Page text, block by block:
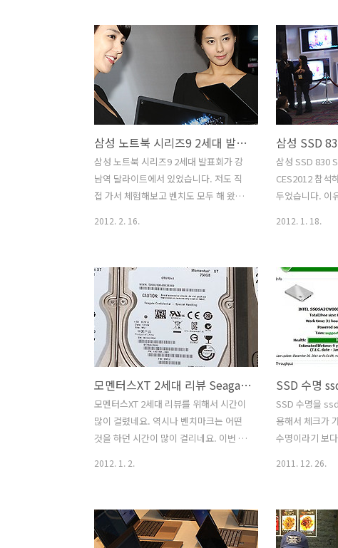
크를 활용 하세요. 실제 지인분이 인텔
SSD X25-M을 사용하는데 문제가 생겼습
니다. 가끔 자주 시스템이 다운되고 블루
스크린이 떴기 때문인데요. 그전에 시스
템에 문제가 있어서 SSD에 영향을 준것
일 수 도 있고, 아니면 SSD 용량을 너무
가득 채워서 사용하여 그랬을 수 도 있습
니다. 전자의 가능성이 더 크긴 하지만요.
어쨋든 인텔 SSD의 오류를 찾는 방법은
일반적으로 알려진 HD tune 의 오류검사
등으로는 정확히 진단이 안됩니다. 실제
컨트롤러를 사
트롤러를 사용
520 Series 는
용하였습니다.
나오지만 실제
가 많긴 했지만
후 인텔이 만들
과 컨트롤러의
라는 것 등 이야
실제로 사용하
지고 있고 편하
삼성 노트북 시리즈9 2세대 발표회
삼성 노트북 시리즈9 2세대 발표회가 강
남역 달라이트에서 있었습니다. 저도 직
접 가서 체험해보고 벤치도 모두 해 왔습
데요. 이전 모델보다 훨씬 얇아진 디자인
에 알루미늄으로 바뀌어서 좀 더 세련되
어졌고 성능도 더 업그레이드가 되었습니
다. 프리미엄이라는 이름을 붙여도 될 정
도의 디자인과 성능으로 나온것이 주목할
점이네요. 그런데 가격도 출고가가 쌔게
나왔습니다. 삼성 노트북 뉴시리즈9 벤치
마크 바로가기 삼성 노트북 뉴시리즈9 2
세대 후기 13.3인치 15인치 NT900X3B-
A74 비교 리뷰 삼성 노트북 뉴시리즈9
13.3 인치와 15인치 모델 입니다. 벤치를
2012. 2. 16.
삼성 SSD 830
CES2012 참석
두었습니다. 이
256GB가 딱이
잘 고장이 안나
서 구매한 이
결해서 사용하
드라이브를 좀
족하고 256GB
ATA3가 되는
500MB/sec 이
상을 보여주는
디스크는 용량
도 계속 발전을
2012. 1. 18.
모멘터스XT 2세대 리뷰 Seagate Momentus XT 2nd 사용기
모멘터스XT 2세대 리뷰를 위해서 시간이
많이 걸렸네요. 역시나 벤치마크는 어떤
것을 하던 시간이 많이 걸리네요. 이번 시
고 비교대상이 되는 SSD를 놓고 성능 벤
치마킹 및 실제 사용 느낌을 전해보려 합
니다. 모멘터스XT는 노트북을 겨냥해서
2012. 1. 2.
SSD 수명을
용해서 체크가
수명이라기 보
이 많아졌다는
정 프로그램은
예전에는 80GB
2011. 12. 26.